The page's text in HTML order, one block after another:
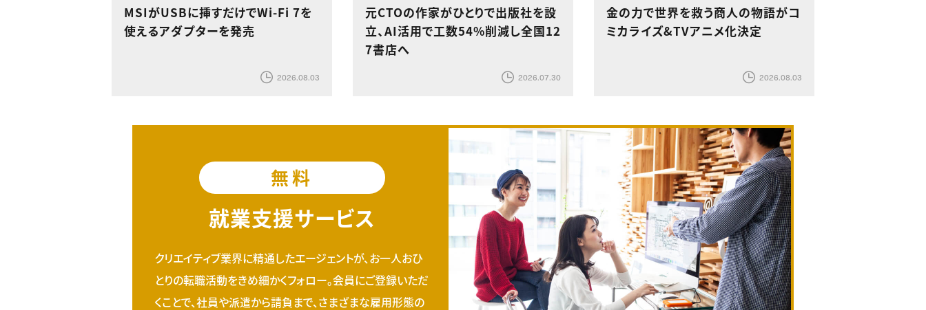
MSIがUSBに挿すだけでWi-Fi 7を
使えるアダプターを発売
2026.08.03
元CTOの作家がひとりで出版社を設
立、AI活用で工数54%削減し全国12
7書店へ
2026.07.30
金の力で世界を救う商人の物語がコ
ミカライズ&TVアニメ化決定
2026.08.03
無料
就業支援サービス
クリエイティブ業界に精通したエージェントが、お一人おひ
とりの転職活動をきめ細かくフォロー。会員にご登録いただ
くことで、社員や派遣から請負まで、さまざまな雇用形態の